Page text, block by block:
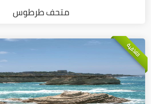
متحف طرطوس
اللاذقية